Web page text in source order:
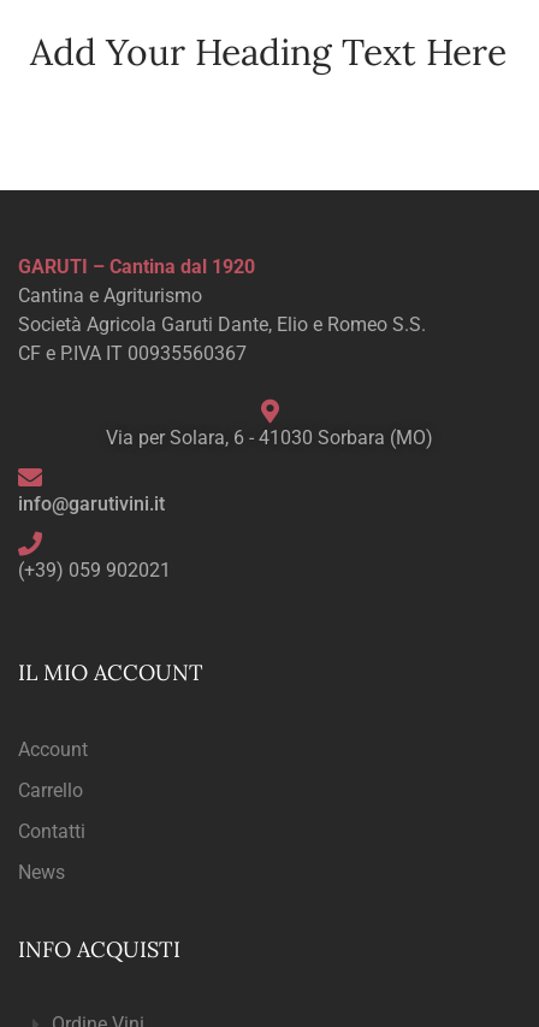
Add Your Heading Text Here
GARUTI – Cantina dal 1920
Cantina e Agriturismo
Società Agricola Garuti Dante, Elio e Romeo S.S.
CF e P.IVA IT 00935560367
Via per Solara, 6 - 41030 Sorbara (MO)
info@garutivini.it
(+39) 059 902021
IL MIO ACCOUNT
Account
Carrello
Contatti
News
INFO ACQUISTI